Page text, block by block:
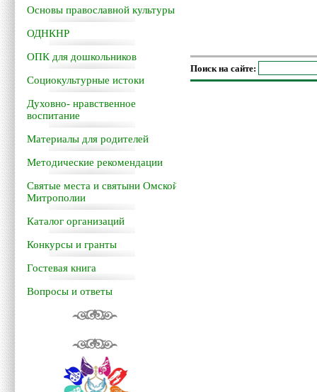
Основы православной культуры
ОДНКНР
ОПК для дошкольников
Социокультурные истоки
Духовно- нравственное
воспитание
Материалы для родителей
Методические рекомендации
Святые места и святыни Омской
Митрополии
Каталог организаций
Конкурсы и гранты
Гостевая книга
Вопросы и ответы
Поиск на сайте: